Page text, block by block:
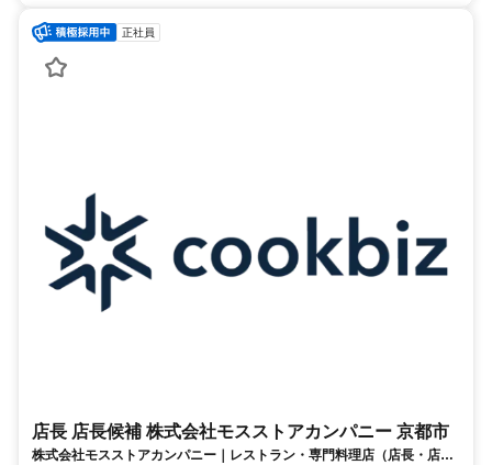
正社員
店長 店長候補 株式会社モスストアカンパニー 京都市
株式会社モスストアカンパニー｜レストラン・専門料理店（店長・店長